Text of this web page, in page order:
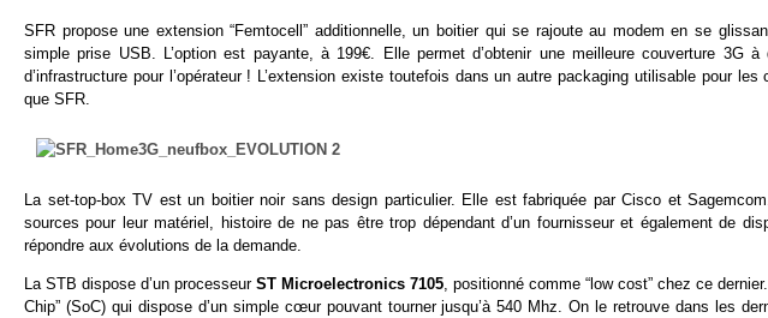
SFR propose une extension “Femtocell” additionnelle, un boitier qui se rajoute au modem en se
simple prise USB. L’option est payante, à 199€. Elle permet d’obtenir une meilleure couverture 3G
d’infrastructure pour l’opérateur ! L’extension existe toutefois dans un autre packaging utilisable pour
que SFR.
La set-top-box TV est un boitier noir sans design particulier. Elle est fabriquée par Cisco et
sources pour leur matériel, histoire de ne pas être trop dépendant d’un fournisseur et également de
répondre aux évolutions de la demande.
La STB dispose d’un processeurST Microelectronics 7105 , positionné comme “low cost” chez ce
Chip” (SoC) qui dispose d’un simple cœur pouvant tourner jusqu’à 540 Mhz. On le retrouve dans les